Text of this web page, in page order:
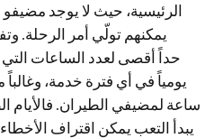
الرئيسية، حيث لا يوجد
يمكنهم تولّي أمر الرحلة.
ساعة لمضيفي الطيران. فالأيام
يبدأ التعب يمكن اقتراف